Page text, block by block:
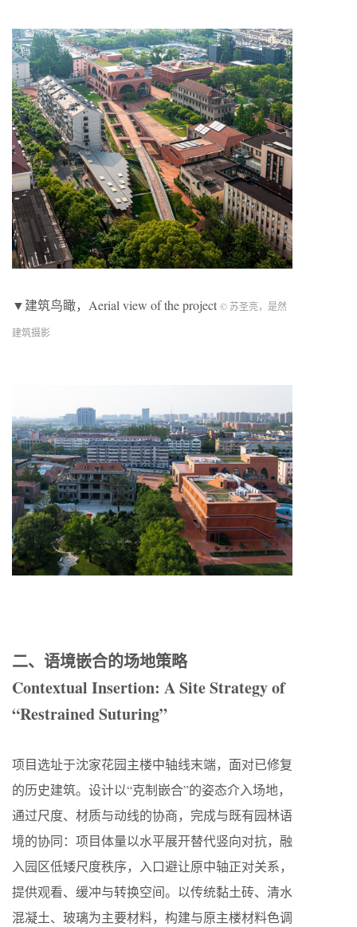
▼建筑鸟瞰，Aerial view of the project © 苏圣亮，是然
建筑摄影
二、语境嵌合的场地策略
Contextual Insertion: A Site Strategy of
“Restrained Suturing”
项目选址于沈家花园主楼中轴线末端，面对已修复
的历史建筑。设计以“克制嵌合”的姿态介入场地，
通过尺度、材质与动线的协商，完成与既有园林语
境的协同：项目体量以水平展开替代竖向对抗，融
入园区低矮尺度秩序，入口避让原中轴正对关系，
提供观看、缓冲与转换空间。以传统黏土砖、清水
混凝土、玻璃为主要材料，构建与原主楼材料色调